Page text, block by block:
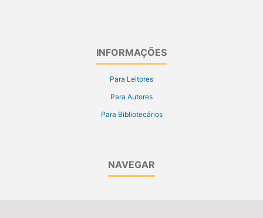
INFORMAÇÕES
Para Leitores
Para Autores
Para Bibliotecários
NAVEGAR